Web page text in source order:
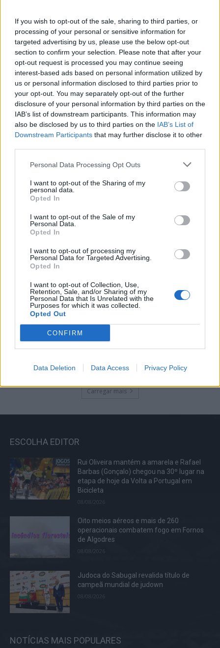
If you wish to opt-out of the sale, sharing to third parties, or
processing of your personal or sensitive information for
targeted advertising by us, please use the below opt-out
section to confirm your selection. Please note that after your
opt-out request is processed you may continue seeing
interest-based ads based on personal information utilized by
us or personal information disclosed to third parties prior to
your opt-out. You may separately opt-out of the further
disclosure of your personal information by third parties on the
IAB’s list of downstream participants. This information may
also be disclosed by us to third parties on the IAB’s List of
Downstream Participants that may further disclose it to other
Personal Data Processing Opt Outs
I want to opt-out of the Sharing of my
personal data.
Opted In
I want to opt-out of the Sale of my
Personal Data.
Opted In
I want to opt-out of processing my
Personal Data for Targeted Advertising.
Opted In
I want to opt-out of Collection, Use,
Retention, Sale, and/or Sharing of my
Personal Data that Is Unrelated with the
Purposes for which it was collected.
Opted Out
CONFIRM
Data Deletion Data Access Privacy Policy
Desporto
Judoca do Sabugal revalida título de
campeã mundial de judown
08/08/2026
ARTIGOS MAIS POPULARES
Rui Oliveira mantém a amarela e Rafael
Barbas (Gonçalo) chegou na 30º lugar na
etapa de hoje da Volta a Portugal em
Oito meios aéreos e mais de 260
08/08/2026
campeã mundial de judown
08/08/2026
Incêndio no concelho de Fornos de
Carregar mais
ESCOLHA EDITOR
Rui Oliveira mantém a amarela e Rafael
Barbas (Gonçalo) chegou na 30º lugar na
etapa de hoje da Volta a Portugal em
Bicicleta
08/08/2026
Oito meios aéreos e mais de 260
operacionais combatem fogo em Fornos
de Algodres
08/08/2026
Judoca do Sabugal revalida título de
campeã mundial de judown
08/08/2026
NOTÍCIAS MAIS POPULARES